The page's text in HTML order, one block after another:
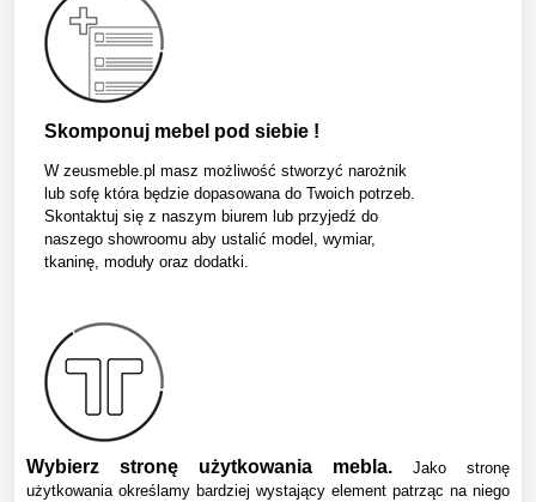
Skomponuj mebel pod siebie !
W zeusmeble.pl masz możliwość stworzyć narożnik
lub sofę która będzie dopasowana do Twoich potrzeb.
Skontaktuj się z naszym biurem lub przyjedź do
naszego showroomu aby ustalić model, wymiar,
tkaninę, moduły oraz dodatki.
Wybierz stronę użytkowania mebla.
Jako stronę
użytkowania określamy bardziej wystający element patrząc na niego